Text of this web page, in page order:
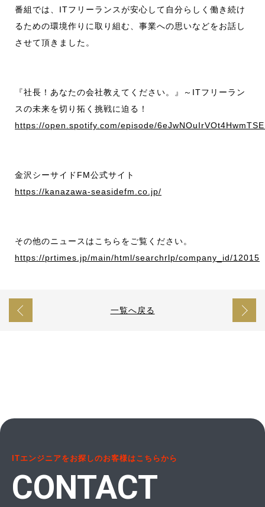
CONTACT
番組では、ITフリーランスが安心して自分らしく働き続け
るための環境作りに取り組む、事業への思いなどをお話し
させて頂きました。
『社長！あなたの会社教えてください。』～ITフリーラン
スの未来を切り拓く挑戦に迫る！
https://open.spotify.com/episode/
金沢シーサイドFM公式サイト
https://kanazawa-seasidefm.co.jp/
その他のニュースはこちらをご覧ください。
https://prtimes.jp/main/html/searchrlp/company_id/12015
一覧へ戻る
ITエンジニアをお探しのお客様はこちらから
CONTACT